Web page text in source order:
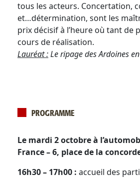
tous les acteurs. Concertation,
et…détermination, sont les
prix décisif à l’heure où tant de
cours de réalisation.
Lauréat :Le ripage des Ardoines
PROGRAMME
Le mardi 2 octobre à
France – 6, place de la
16h30 – 17h00 : accueil des